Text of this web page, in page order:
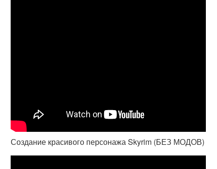
Создание красивого персонажа Skyrim (БЕЗ МОДОВ)